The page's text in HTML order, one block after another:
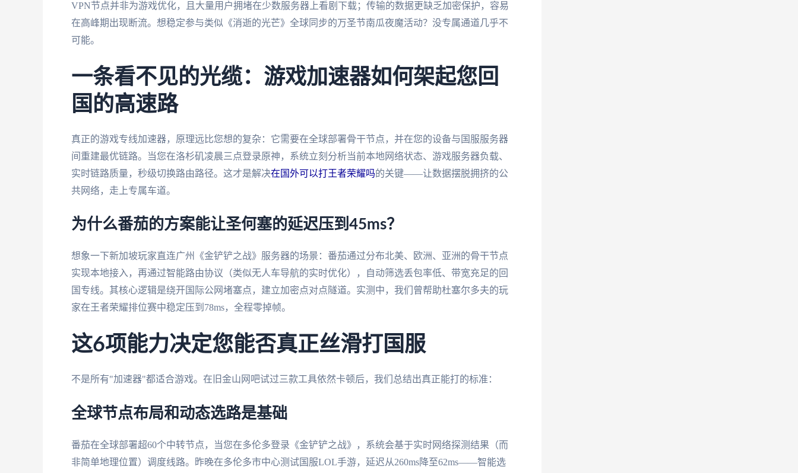
VPN节点并非为游戏优化，且大量用户拥堵在少数服务器上看剧下载；传输的数据更缺乏加密保护，容易
在高峰期出现断流。想稳定参与类似《消逝的光芒》全球同步的万圣节南瓜夜魔活动？没专属通道几乎不
可能。
一条看不见的光缆：游戏加速器如何架起您回
国的高速路
真正的游戏专线加速器，原理远比您想的复杂：它需要在全球部署骨干节点，并在您的设备与国服服务器
间重建最优链路。当您在洛杉矶凌晨三点登录原神，系统立刻分析当前本地网络状态、游戏服务器负载、
实时链路质量，秒级切换路由路径。这才是解决在国外可以打王者荣耀吗的关键——让数据摆脱拥挤的公
共网络，走上专属车道。
为什么番茄的方案能让圣何塞的延迟压到45ms？
想象一下新加坡玩家直连广州《金铲铲之战》服务器的场景：番茄通过分布北美、欧洲、亚洲的骨干节点
实现本地接入，再通过智能路由协议（类似无人车导航的实时优化），自动筛选丢包率低、带宽充足的回
国专线。其核心逻辑是绕开国际公网堵塞点，建立加密点对点隧道。实测中，我们曾帮助杜塞尔多夫的玩
家在王者荣耀排位赛中稳定压到78ms，全程零掉帧。
这6项能力决定您能否真正丝滑打国服
不是所有"加速器"都适合游戏。在旧金山网吧试过三款工具依然卡顿后，我们总结出真正能打的标准：
全球节点布局和动态选路是基础
番茄在全球部署超60个中转节点，当您在多伦多登录《金铲铲之战》，系统会基于实时网络探测结果（而
非简单地理位置）调度线路。昨晚在多伦多市中心测试国服LOL手游，延迟从260ms降至62ms——智能选